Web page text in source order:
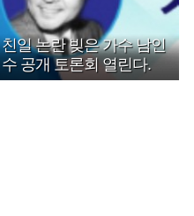
친일 논란 빚은 가수 남인
수 공개 토론회 열린다.